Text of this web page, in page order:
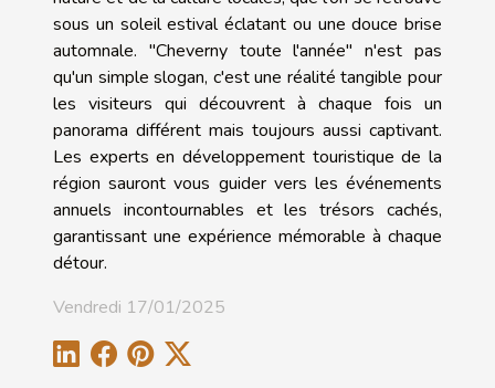
sous un soleil estival éclatant ou une douce brise
automnale. "Cheverny toute l'année" n'est pas
qu'un simple slogan, c'est une réalité tangible pour
les visiteurs qui découvrent à chaque fois un
panorama différent mais toujours aussi captivant.
Les experts en développement touristique de la
région sauront vous guider vers les événements
annuels incontournables et les trésors cachés,
garantissant une expérience mémorable à chaque
détour.
Vendredi 17/01/2025